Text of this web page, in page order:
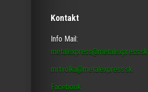
Kontakt
Info Mail:
metalexpress@metalexpress.sk
mrtvolka@metalexpress.sk
Facebook